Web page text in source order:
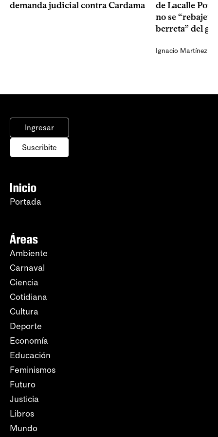
demanda judicial contra Cardama
de Lacalle Pou
no se “rebaje”
berreta” del
Ignacio Martínez
Ingresar
Suscribite
Inicio
Portada
Áreas
Ambiente
Carnaval
Ciencia
Cotidiana
Cultura
Deporte
Economía
Educación
Feminismos
Futuro
Justicia
Libros
Mundo